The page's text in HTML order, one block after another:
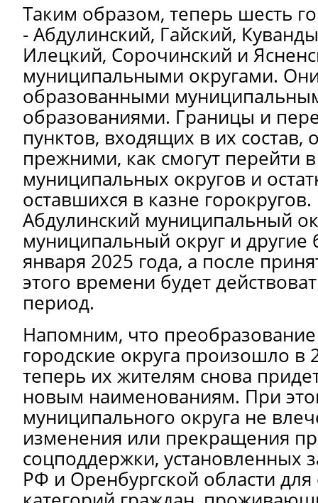
Таким образом, теперь шесть
-Абдулинский, Гайский,
Илецкий, Сорочинский и
муниципальными округами.
образованными
образованиями. Границы и
пунктов, входящих в их состав,
прежними, как смогут перейти
муниципальных округов и
оставшихся в казне
Абдулинский муниципальный
муниципальный округ и другие
января 2025 года, а после
этого времени будет
период.
Напомним, что
городские округа произошло в
теперь их жителям снова
новым наименованиям. При
муниципального округа не
изменения или прекращения
соцподдержки, установленных
РФ и Оренбургской области